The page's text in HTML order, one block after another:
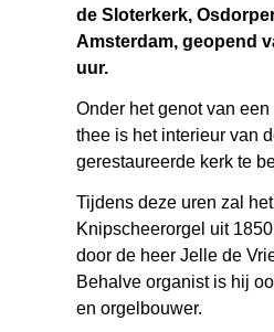
de Sloterkerk,
Amsterdam, geopend
uur.
Onder het genot van
thee is het interieur van
gerestaureerde kerk te
Tijdens deze uren zal
Knipscheerorgel uit
door de heer Jelle de
Behalve organist is hij
en orgelbouwer.